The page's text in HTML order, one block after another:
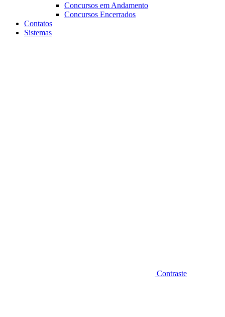
Concursos em Andamento
Concursos Encerrados
Contatos
Sistemas
Contraste